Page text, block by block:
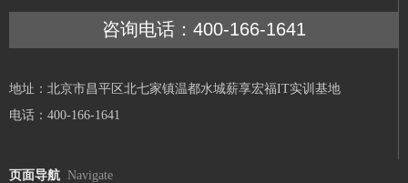
咨询电话：400-166-1641
地址：北京市昌平区北七家镇温都水城薪享宏福IT实训基地
电话：400-166-1641
页面导航 Navigate